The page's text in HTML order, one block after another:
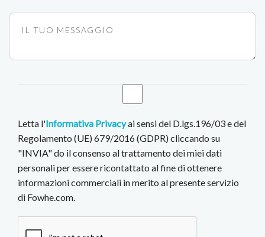
Letta l'Informativa Privacyai sensi del D.lgs.196/03 e del
Regolamento (UE) 679/2016 (GDPR) cliccando su
"INVIA" do il consenso al trattamento dei miei dati
personali per essere ricontattato al fine di ottenere
informazioni commerciali in merito al presente servizio
di Fowhe.com.